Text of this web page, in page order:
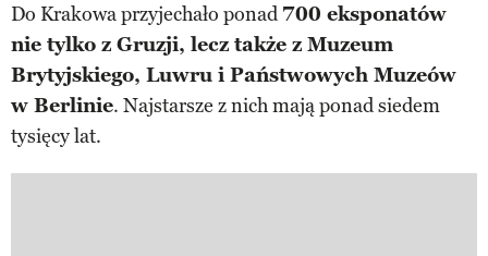
Do Krakowa przyjechało ponad 700 eksponatów
nie tylko z Gruzji, lecz także z Muzeum
Brytyjskiego, Luwru i Państwowych Muzeów
w Berlinie. Najstarsze z nich mają ponad siedem
tysięcy lat.